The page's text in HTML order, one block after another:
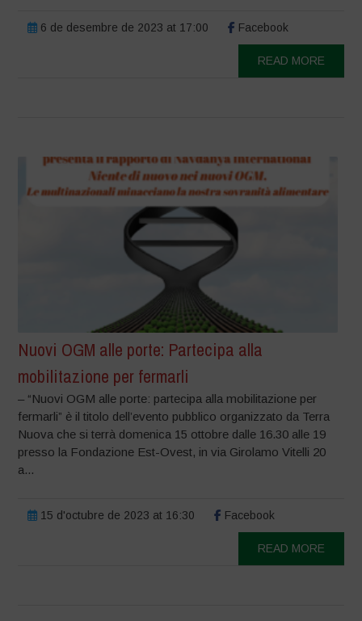
6 de desembre de 2023 at 17:00 Facebook
READ MORE
Nuovi OGM alle porte: Partecipa alla
mobilitazione per fermarli
– “Nuovi OGM alle porte: partecipa alla mobilitazione per
fermarli” è il titolo dell’evento pubblico organizzato da Terra
Nuova che si terrà domenica 15 ottobre dalle 16.30 alle 19
presso la Fondazione Est-Ovest, in via Girolamo Vitelli 20
a...
15 d'octubre de 2023 at 16:30 Facebook
READ MORE